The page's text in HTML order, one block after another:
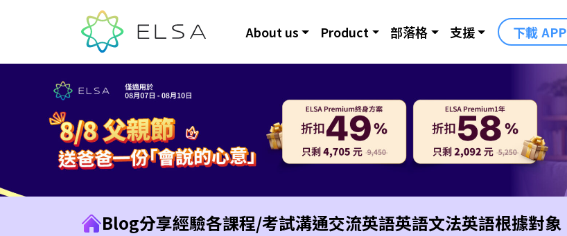
About us Product 部落格 支援 下載 APP
Blog分享經驗各課程/考試溝通交流英語英語文法英語根據對象